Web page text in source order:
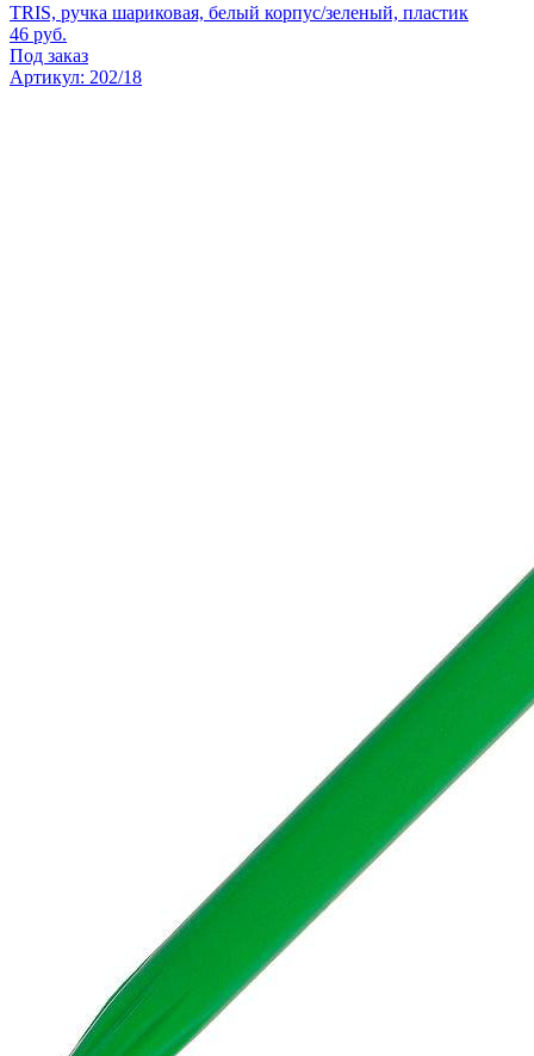
TRIS, ручка шариковая, белый корпус/зеленый, пластик
46 руб.
Под заказ
Артикул: 202/18